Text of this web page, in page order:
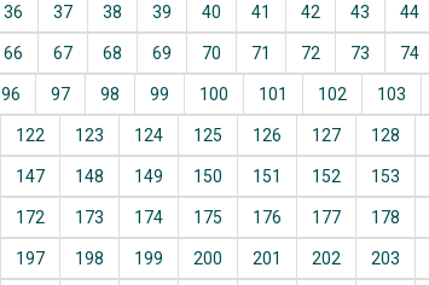
36 37 38 39 40 41 42 43 44
66 67 68 69 70 71 72 73 74
96 97 98 99 100 101 102 103
122 123 124 125 126 127 128
147 148 149 150 151 152 153
172 173 174 175 176 177 178
197 198 199 200 201 202 203